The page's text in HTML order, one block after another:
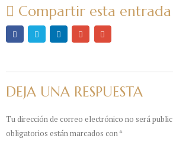
Compartir esta entrada
DEJA UNA RESPUESTA
Tu dirección de correo electrónico no será
obligatorios están marcados con*